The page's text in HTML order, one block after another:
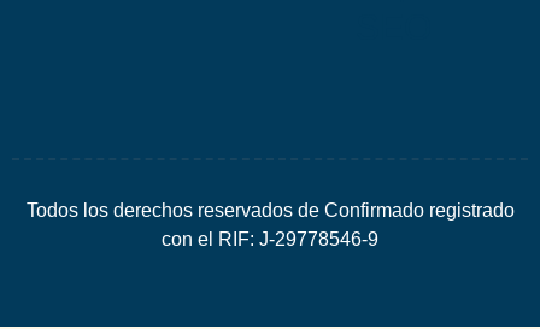
Todos los derechos reservados de Confirmado registrado
con el RIF: J-29778546-9